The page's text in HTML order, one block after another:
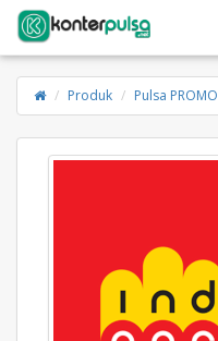
Produk Pulsa PROMO